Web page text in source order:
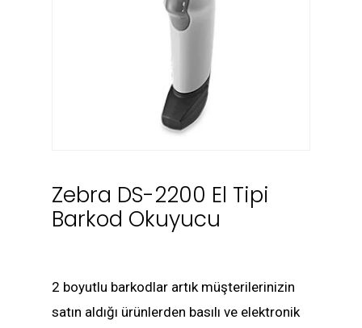
Zebra DS-2200 El Tipi
Barkod Okuyucu
2 boyutlu barkodlar artık müşterilerinizin
satın aldığı ürünlerden basılı ve elektronik